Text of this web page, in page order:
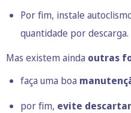
Por fim, instale
quantidade por descarga.
Mas existem ainda outras
faça uma boa
por fim, evite